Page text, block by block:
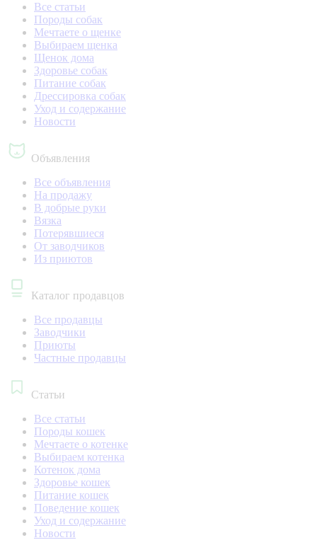
Все статьи
Породы собак
Мечтаете о щенке
Выбираем щенка
Щенок дома
Здоровье собак
Питание собак
Дрессировка собак
Уход и содержание
Новости
Объявления
Все объявления
На продажу
В добрые руки
Вязка
Потерявшиеся
От заводчиков
Из приютов
Каталог продавцов
Все продавцы
Заводчики
Приюты
Частные продавцы
Статьи
Все статьи
Породы кошек
Мечтаете о котенке
Выбираем котенка
Котенок дома
Здоровье кошек
Питание кошек
Поведение кошек
Уход и содержание
Новости